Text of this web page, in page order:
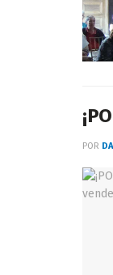
POR